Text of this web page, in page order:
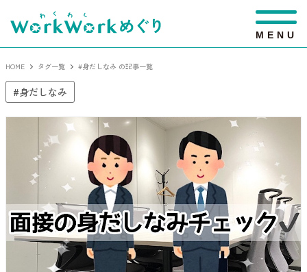
M E N U
HOME タグ一覧 #身だしなみ の記事一覧
身だしなみ